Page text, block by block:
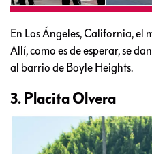
En Los Ángeles, California, el
Allí, como es de esperar, se
al barrio de Boyle Heights.
3. Placita Olvera